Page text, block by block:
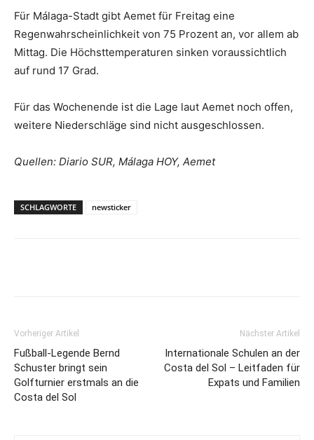
Für Málaga-Stadt gibt Aemet für Freitag eine
Regenwahrscheinlichkeit von 75 Prozent an, vor allem ab
Mittag. Die Höchsttemperaturen sinken voraussichtlich
auf rund 17 Grad.
Für das Wochenende ist die Lage laut Aemet noch offen,
weitere Niederschläge sind nicht ausgeschlossen.
Quellen: Diario SUR, Málaga HOY, Aemet
SCHLAGWORTE newsticker
Vorheriger Artikel
Fußball-Legende Bernd
Schuster bringt sein
Golfturnier erstmals an die
Costa del Sol
Nächster Artikel
Internationale Schulen an der
Costa del Sol – Leitfaden für
Expats und Familien